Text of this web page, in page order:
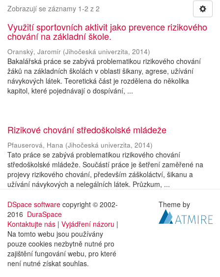
Zobrazují se záznamy 1-2 z 2
Využití sportovních aktivit jako prevence rizikového
chování na základní škole.
Oranský, Jaromír (Jihočeská univerzita, 2014)
Bakalářská práce se zabývá problematikou rizikového chování
žáků na základních školách v oblasti šikany, agrese, užívání
návykových látek. Teoretická část je rozdělena do několika
kapitol, které pojednávají o dospívání, ...
Rizikové chování středoškolské mládeže
Pfauserová, Hana (Jihočeská univerzita, 2014)
Tato práce se zabývá problematikou rizikového chování
středoškolské mládeže. Součástí práce je šetření zaměřené na
projevy rizikového chování, především záškoláctví, šikanu a
užívání návykových a nelegálních látek. Průzkum, ...
DSpace software copyright © 2002-
2016 DuraSpace
Kontaktujte nás | Vyjádření názoru |
Na tomto webu jsou používány
pouze cookies nezbytně nutné pro
zajištění fungování webu, pro které
není nutné získat souhlas.
Theme by